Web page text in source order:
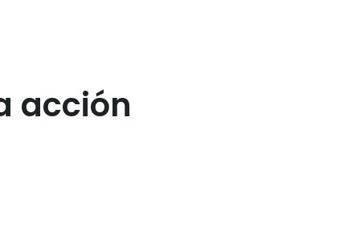
acción